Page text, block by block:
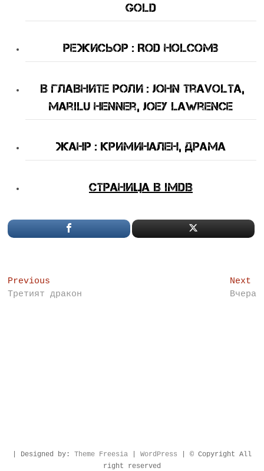
Gold
Режисьор : Rod Holcomb
В Главните Роли : John Travolta,
Marilu Henner, Joey Lawrence
Жанр : криминален, драма
Страница в imDB
Post
navigation
Previous
post:
Третият дракон
Next
Вчера
| Designed by: Theme Freesia| WordPress | © Copyright All
right reserved